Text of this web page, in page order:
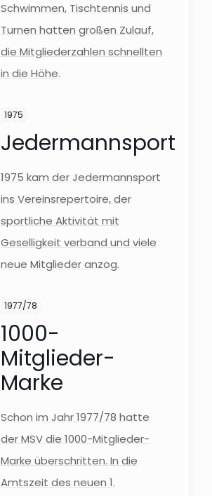
Schwimmen, Tischtennis und
Turnen hatten großen Zulauf,
die Mitgliederzahlen schnellten
in die Höhe.
1975
Jedermannsport
1975 kam der Jedermannsport
ins Vereinsrepertoire, der
sportliche Aktivität mit
Geselligkeit verband und viele
neue Mitglieder anzog.
1977/78
1000-
Mitglieder-
Marke
Schon im Jahr 1977/78 hatte
der MSV die 1000-Mitglieder-
Marke überschritten. In die
Amtszeit des neuen 1.